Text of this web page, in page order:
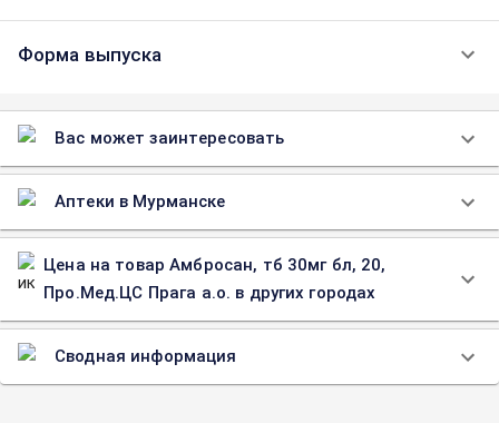
Форма выпуска
Вас может заинтересовать
Аптеки в Мурманске
Цена на товар Амбросан, тб 30мг бл, 20,
Про.Мед.ЦС Прага а.о. в других городах
Сводная информация